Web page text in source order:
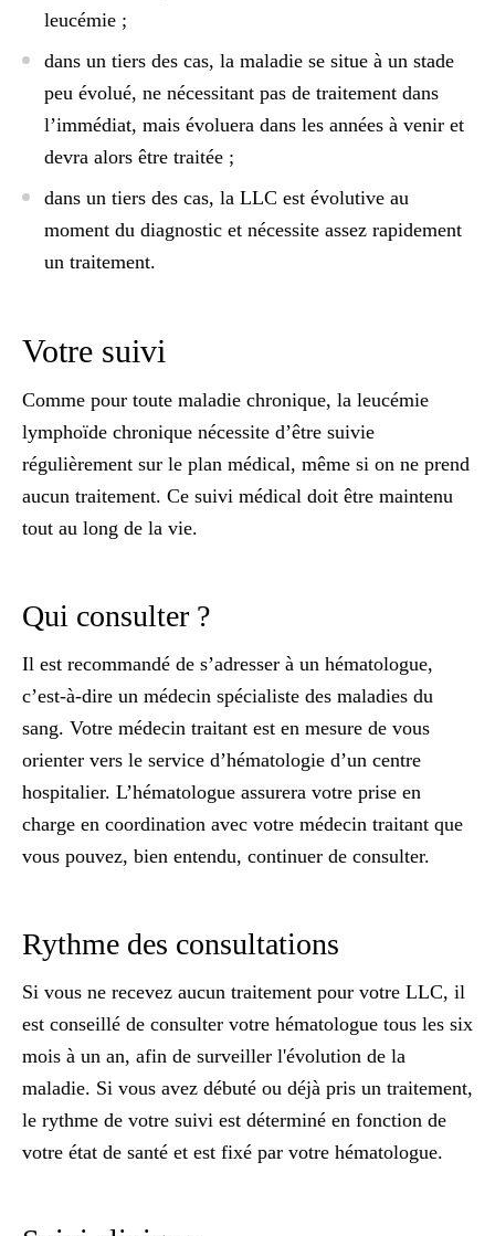
leucémie ;
dans un tiers des cas, la maladie se situe à un stade
peu évolué, ne nécessitant pas de traitement dans
l’immédiat, mais évoluera dans les années à venir et
devra alors être traitée ;
dans un tiers des cas, la LLC est évolutive au
moment du diagnostic et nécessite assez rapidement
un traitement.
Votre suivi
Comme pour toute maladie chronique, la leucémie
lymphoïde chronique nécessite d’être suivie
régulièrement sur le plan médical, même si on ne prend
aucun traitement. Ce suivi médical doit être maintenu
tout au long de la vie.
Qui consulter ?
Il est recommandé de s’adresser à un hématologue,
c’est-à-dire un médecin spécialiste des maladies du
sang. Votre médecin traitant est en mesure de vous
orienter vers le service d’hématologie d’un centre
hospitalier. L’hématologue assurera votre prise en
charge en coordination avec votre médecin traitant que
vous pouvez, bien entendu, continuer de consulter.
Rythme des consultations
Si vous ne recevez aucun traitement pour votre LLC, il
est conseillé de consulter votre hématologue tous les six
mois à un an, afin de surveiller l'évolution de la
maladie. Si vous avez débuté ou déjà pris un traitement,
le rythme de votre suivi est déterminé en fonction de
votre état de santé et est fixé par votre hématologue.